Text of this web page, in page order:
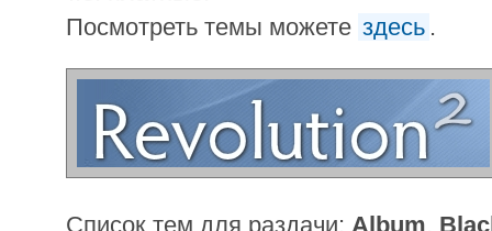
Посмотреть темы можете здесь .
Список тем для раздачи: Album,